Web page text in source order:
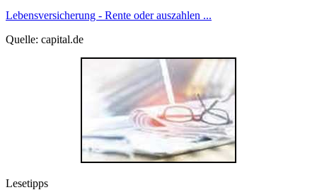
Lebensversicherung - Rente oder auszahlen ...
Quelle: capital.de
Lesetipps